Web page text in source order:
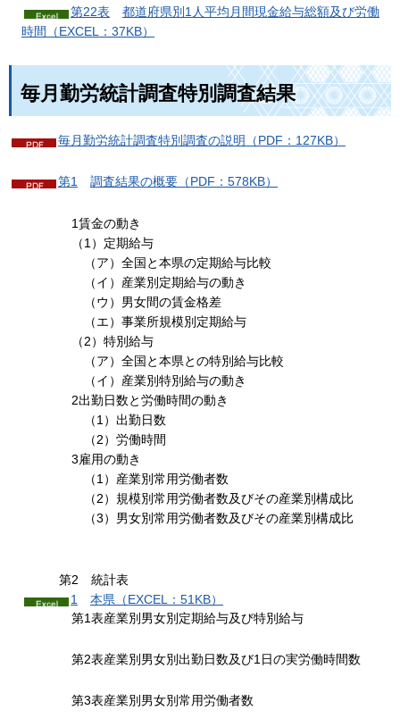
第22表
都道府県別1人平均月間現金給与総額及び労働
時間（EXCEL：37KB）
毎月勤労統計調査特別調査結果
毎月勤労統計調査特別調査の説明（PDF：127KB）
第1 調査結果の概要（PDF：578KB）
1賃金の動き
（1）定期給与
（ア）全国と本県の定期給与比較
（イ）産業別定期給与の動き
（ウ）男女間の賃金格差
（エ）事業所規模別定期給与
（2）特別給与
（ア）全国と本県との特別給与比較
（イ）産業別特別給与の動き
2出勤日数と労働時間の動き
（1）出勤日数
（2）労働時間
3雇用の動き
（1）産業別常用労働者数
（2）規模別常用労働者数及びその産業別構成比
（3）男女別常用労働者数及びその産業別構成比
第2 統計表
1
本県（EXCEL：51KB）
第1表産業別男女別定期給与及び特別給与
第2表産業別男女別出勤日数及び1日の実労働時間数
第3表産業別男女別常用労働者数